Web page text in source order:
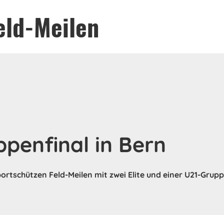
Meilen
in Bern
Feld-Meilen mit zwei Elite und einer U21-